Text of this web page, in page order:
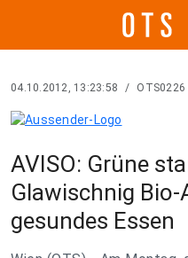
04.10.2012, 13:23:58 /
AVISO: Grüne
Glawischnig
gesundes Essen